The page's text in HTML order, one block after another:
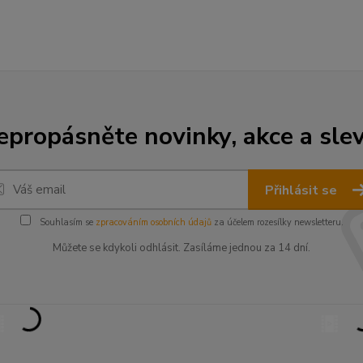
novinky, akce a
Přihlásit se
Souhlasím se zpracováním osobních údajůza účelem rozesílky newsletteru.
Můžete se kdykoli odhlásit. Zasíláme jednou za 14 dní.